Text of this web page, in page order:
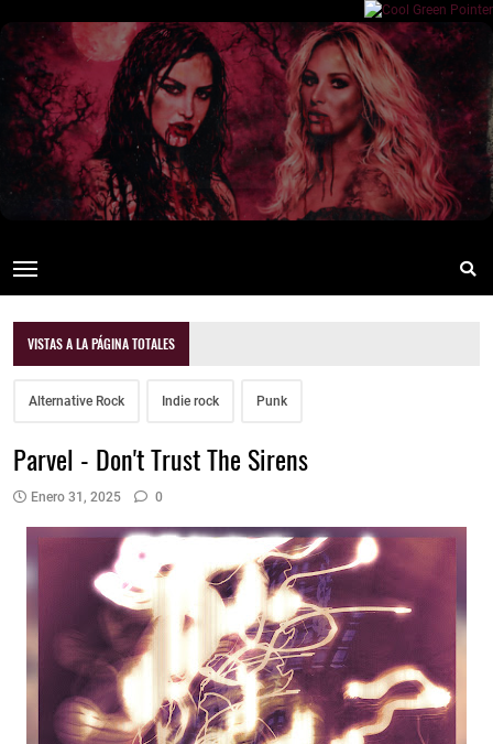
VISTAS A LA PÁGINA TOTALES
Alternative Rock Indie rock Punk
Parvel - Don't Trust The Sirens
Enero 31, 2025 0